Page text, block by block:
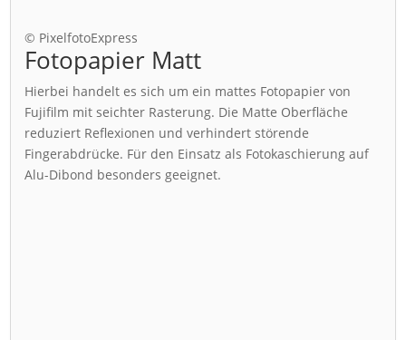
© PixelfotoExpress
Fotopapier Matt
Hierbei handelt es sich um ein mattes Fotopapier von
Fujifilm mit seichter Rasterung. Die Matte Oberfläche
reduziert Reflexionen und verhindert störende
Fingerabdrücke. Für den Einsatz als Fotokaschierung auf
Alu-Dibond besonders geeignet.